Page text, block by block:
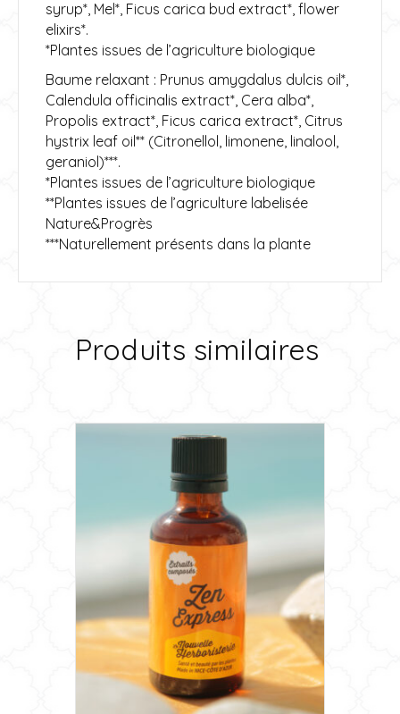
syrup*, Mel*, Ficus carica bud extract*, flower
elixirs*.
*Plantes issues de l’agriculture biologique
Baume relaxant : Prunus amygdalus dulcis oil*,
Calendula officinalis extract*, Cera alba*,
Propolis extract*, Ficus carica extract*, Citrus
hystrix leaf oil** (Citronellol, limonene, linalool,
geraniol)***.
*Plantes issues de l’agriculture biologique
**Plantes issues de l’agriculture labelisée
Nature&Progrès
***Naturellement présents dans la plante
Produits similaires